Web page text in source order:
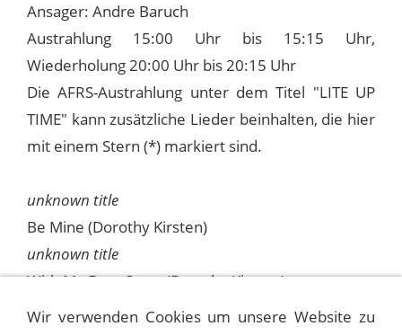
Ansager: Andre Baruch
Austrahlung 15:00 Uhr bis 15:15 Uhr,
Wiederholung 20:00 Uhr bis 20:15 Uhr
Die AFRS-Austrahlung unter dem Titel "LITE UP
TIME" kann zusätzliche Lieder beinhalten, die hier
mit einem Stern (*) markiert sind.
unknown title
Be Mine (Dorothy Kirsten)
unknown title
With My Eyes Open (Dorothy Kirsten)
Where Or When
Wir verwenden Cookies um unsere Website zu